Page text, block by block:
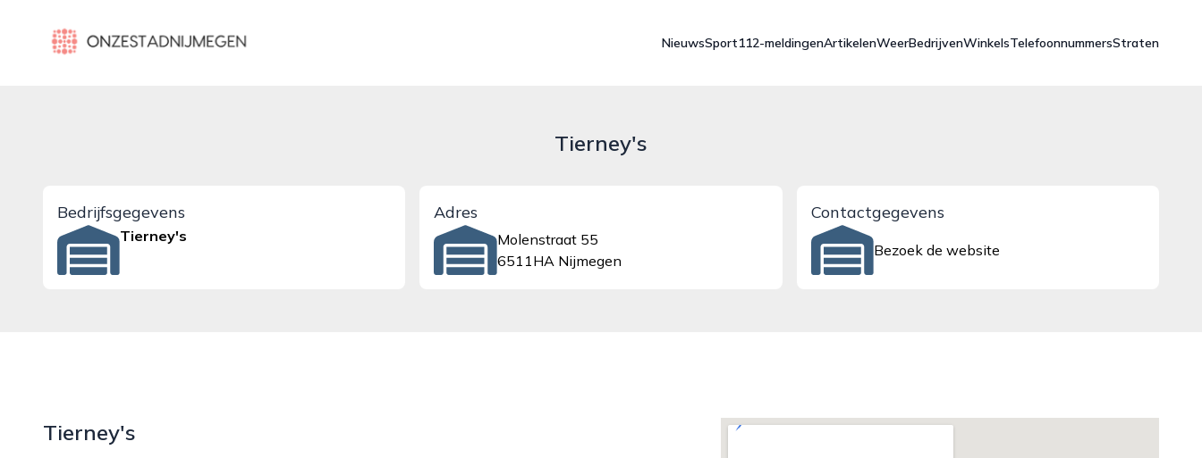
onzestadnijmegen.nl
NieuwsSport112-meldingenArtikelenWeerBedrijvenWinkelsTelefoonnummersStraten
Tierney's
Bedrijfsgegevens
Tierney's
Adres
Molenstraat 55
6511HA Nijmegen
Contactgegevens
Bezoek de website
Tierney's